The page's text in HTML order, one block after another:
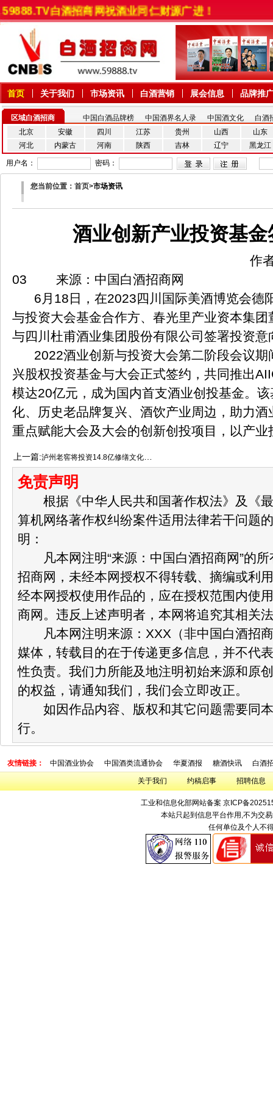
59888.TV白酒招商网祝酒业同仁财源广进！
首页 关于我们 市场资讯 白酒营销 展会信息 品牌推
区域白酒招商 中国白酒品牌榜 中国酒界名人录 中国酒文化
白酒
北京
安徽 四川 江苏 贵州 山西
山东
河北
内蒙古 河南 陕西 吉林 辽宁 黑龙江
用户名： 密码：
您当前位置：首页>市场资讯
酒业创新产业投资基
作者：佚名 日期
03 来源：中国白酒招商网
6月18日，在2023四川国际美酒博览会德
与投资大会基金合作方、春光里产业资本集
与四川杜甫酒业集团股份有限公司签署投资意
2022酒业创新与投资大会第二阶段会议期
兴股权投资基金与大会正式签约，共同推出
模达20亿元，成为国内首支酒业创投基金。
化、历史老品牌复兴、酒饮产业周边，助力
重点赋能大会及大会的创新创投项目，以产
上一篇:泸州老窖将投资14.8亿修缮文化遗产
免责声明
根据《中华人民共和国著作权法》及《最
算机网络著作权纠纷案件适用法律若干问题
明：
凡本网注明“来源：中国白酒招商网”的所
招商网，未经本网授权不得转载、摘编或利
经本网授权使用作品的，应在授权范围内使
商网。违反上述声明者，本网将追究其相关
凡本网注明来源：XXX（非中国白酒招商
媒体，转载目的在于传递更多信息，并不代
性负责。我们力所能及地注明初始来源和原
的权益，请通知我们，我们会立即改正。
如因作品内容、版权和其它问题需要同本
行。
友情链接： 中国酒业协会 中国酒类流通协会 华夏酒报 糖酒快讯 白酒
关于我们 约稿启事 招聘信息
工业和信息化部网站备案 京ICP备
本站只起到信息平台作用,不为交
任何单位及个人不